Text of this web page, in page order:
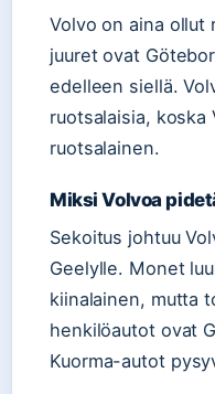
Volvo on aina ollut
juuret ovat
edelleen siellä.
ruotsalaisia, koska
ruotsalainen.
Miksi Volvoa
Sekoitus johtuu
Geelylle. Monet
kiinalainen, mutta
henkilöautot ovat
Kuorma-autot